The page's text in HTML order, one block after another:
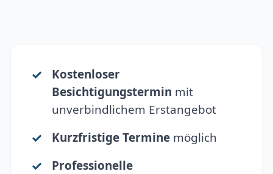
Kostenloser
Besichtigungstermin mit
unverbindlichem Erstangebot
Kurzfristige Terminemöglich
Professionelle